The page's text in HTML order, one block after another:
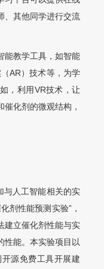
、其他同学进行交流
能教学工具，如智能
AR）技术等，为学
，利用VR技术，让
化剂的微观结构，
与人工智能相关的实
剂性能预测实验”，
建立催化剂性能与实
性能。本实验项目以
源免费工具开展建